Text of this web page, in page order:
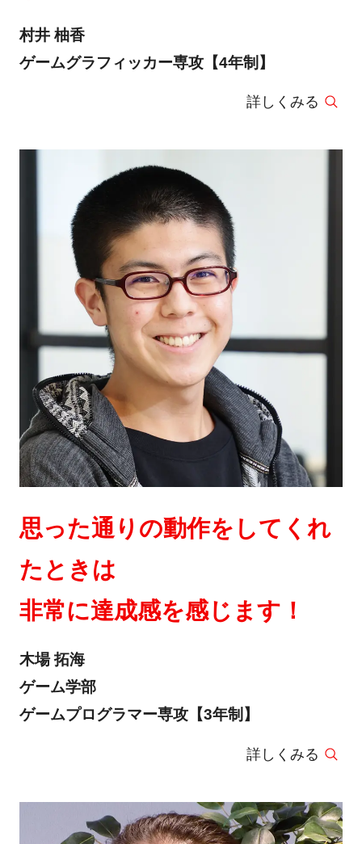
村井 柚香
ゲームグラフィッカー専攻【4年制】
詳しくみる
思った通りの動作をしてくれ
たときは
非常に達成感を感じます！
木場 拓海
ゲーム学部
ゲームプログラマー専攻【3年制】
詳しくみる